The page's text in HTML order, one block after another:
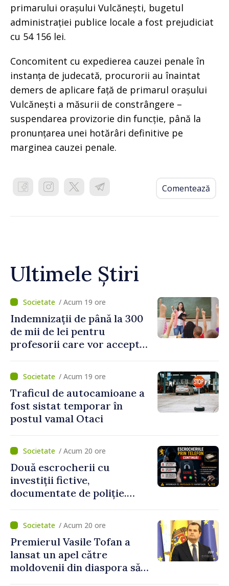
primarului orașului Vulcănești, bugetul
administrației publice locale a fost prejudiciat
cu 54 156 lei.
Concomitent cu expedierea cauzei penale în
instanța de judecată, procurorii au înaintat
demers de aplicare față de primarul orașului
Vulcănești a măsurii de constrângere –
suspendarea provizorie din funcție, până la
pronunțarea unei hotărâri definitive pe
marginea cauzei penale.
Comentează
Ultimele Știri
/ Acum 19 ore
Indemnizații de până la 300
de mii de lei pentru
profesorii care vor accepta
școli, după reorganizarea
instituțiilor/ Acum 19 ore
Traficul de autocamioane a
fost sistat temporar în
postul vamal Otaci
/ Acum 20 ore
Două escrocherii cu
investiții fictive,
documentate de poliție.
milion de lei
/ Acum 20 ore
Premierul Vasile Tofan a
lansat un apel către
moldovenii din diaspora să